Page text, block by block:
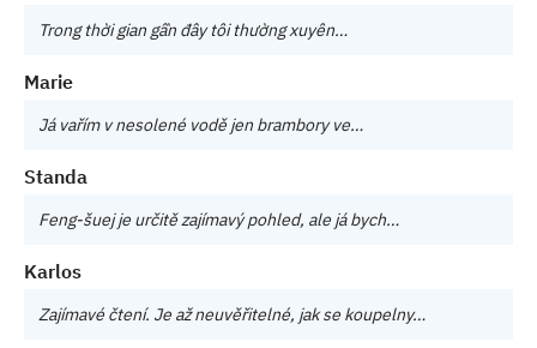
Trong thời gian gần đây tôi thường xuyên…
Marie
Já vařím v nesolené vodě jen brambory ve…
Standa
Feng-šuej je určitě zajímavý pohled, ale já bych…
Karlos
Zajímavé čtení. Je až neuvěřitelné, jak se koupelny…